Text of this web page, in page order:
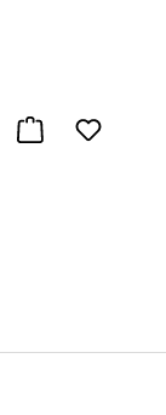
Warenkorb